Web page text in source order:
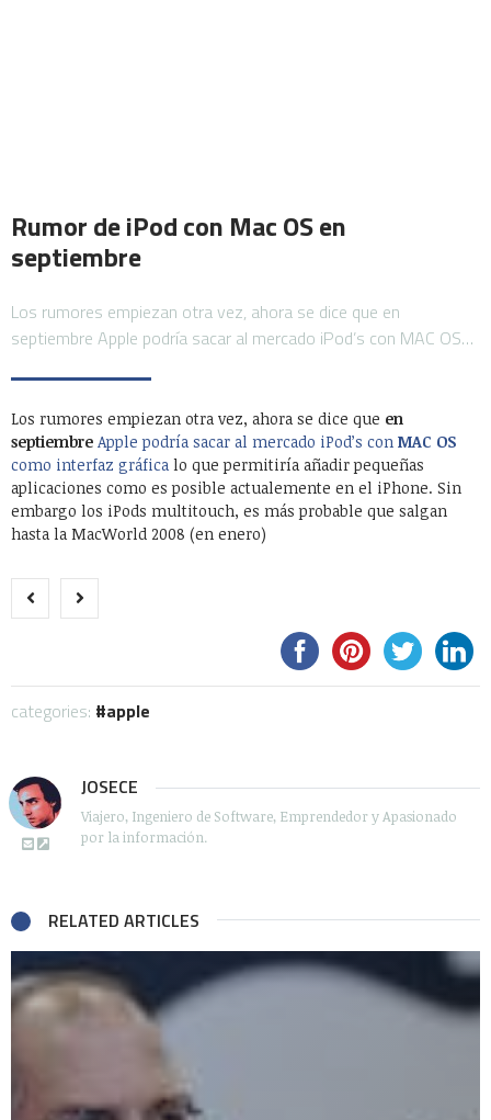
Rumor de iPod con Mac OS en
septiembre
Los rumores empiezan otra vez, ahora se dice que en
septiembre Apple podría sacar al mercado iPod’s con MAC OS…
Los rumores empiezan otra vez, ahora se dice que en
septiembre Apple podría sacar al mercado iPod’s con MAC OS
como interfaz gráfica lo que permitiría añadir pequeñas
aplicaciones como es posible actualemente en el iPhone. Sin
embargo los iPods multitouch, es más probable que salgan
hasta la MacWorld 2008 (en enero)
categories: apple
JOSECE
Viajero, Ingeniero de Software, Emprendedor y Apasionado
por la información.
RELATED ARTICLES